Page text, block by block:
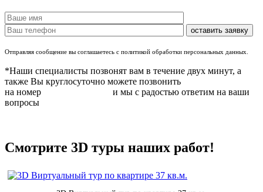
Отправляя сообщение вы соглашаетесь с политикой обработки персональных данных.
*Наши специалисты позвонят вам в течение двух минут, а
также Вы круглосуточно можете позвонить
на номер
и мы с радостью ответим на ваши
вопросы
Смотрите 3D туры наших работ!